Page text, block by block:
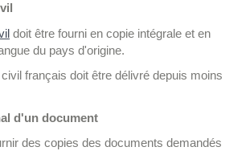
doit être fourni en copie intégrale et en
du pays d'origine.
français doit être délivré depuis moins
d'un document
des copies des documents demandés